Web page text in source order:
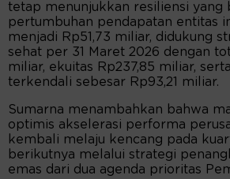
tetap menunjukkan resiliensi yang
pertumbuhan pendapatan entitas
menjadi Rp51,73 miliar, didukung
sehat per 31 Maret 2026 dengan
miliar, ekuitas Rp237,85 miliar,
terkendali sebesar Rp93,21 miliar.
Sumarna menambahkan bahwa
optimis akselerasi performa
kembali melaju kencang pada
berikutnya melalui strategi
emas dari dua agenda prioritas